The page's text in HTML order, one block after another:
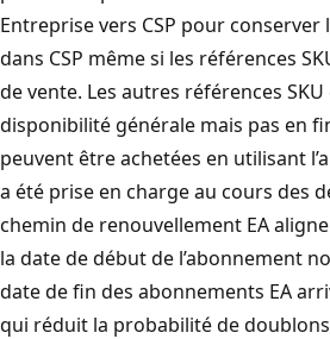
Entreprise vers CSP pour conserver
dans CSP même si les références
de vente. Les autres références
disponibilité générale mais pas en
peuvent être achetées en utilisant
a été prise en charge au cours des
chemin de renouvellement EA
la date de début de l’abonnement
date de fin des abonnements EA
qui réduit la probabilité de